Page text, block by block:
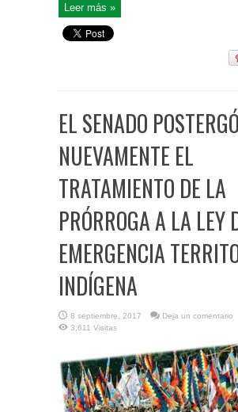
Leer más »
EL SENADO POSTERGÓ
NUEVAMENTE EL
TRATAMIENTO DE LA
PRÓRROGA A LA LEY
EMERGENCIA
INDÍGENA
8 septiembre, 2017
Deja un comentario
3,611 Visitas